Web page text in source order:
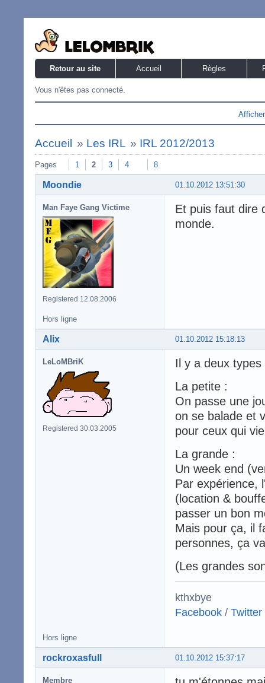
Retour au site Accueil Règles
Vous n'êtes pas connecté.
Accueil » Les IRL » IRL 2012/2013
Pages 1 2 3 4 8
01.10.2012 13:51:30
Moondie
Man Faye Gang Victime
Registered 12.08.2006
Et puis faut dire
monde.
Hors ligne
01.10.2012 15:18:13
Alix
LeLoMBriK
Registered 30.03.2005
Il y a deux types
La petite :
On passe une
on se balade et
pour ceux qui
La grande :
Un week end
Par expérience,
(location &
passer un bon
Mais pour ça, il
personnes, ça
(Les grandes
kthxbye
Facebook / Twitter
Hors ligne
01.10.2012 15:37:17
rockroxasfull
Membre